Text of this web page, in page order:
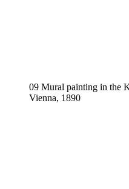
09 Mural painting in the
Vienna, 1890